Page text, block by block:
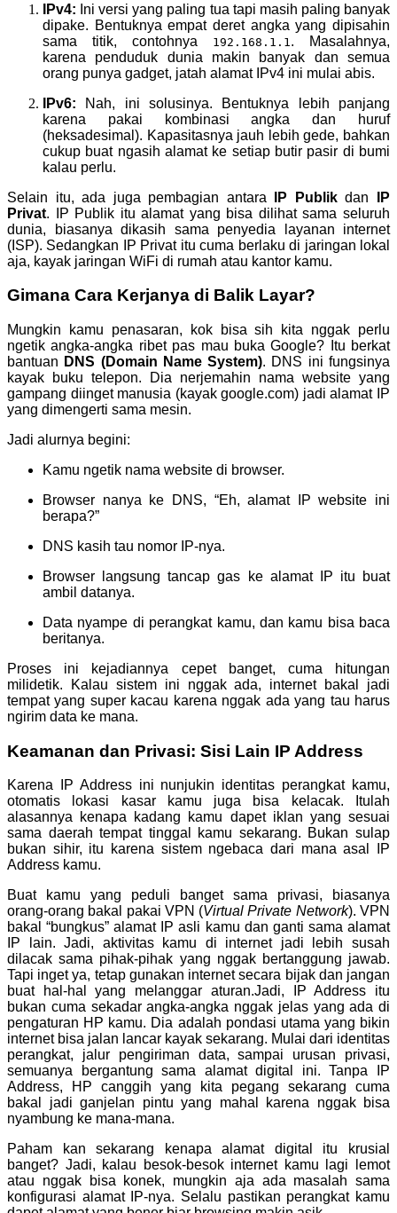
IPv4: Ini versi yang paling tua tapi masih paling banyak
dipake. Bentuknya empat deret angka yang dipisahin
sama titik, contohnya
192.168.1.1 . Masalahnya,
karena penduduk dunia makin banyak dan semua
orang punya gadget, jatah alamat IPv4 ini mulai abis.
IPv6: Nah, ini solusinya. Bentuknya lebih panjang
karena pakai kombinasi angka dan huruf
(heksadesimal). Kapasitasnya jauh lebih gede, bahkan
cukup buat ngasih alamat ke setiap butir pasir di bumi
kalau perlu.
Selain itu, ada juga pembagian antara
IP Publikdan
IP
Privat. IP Publik itu alamat yang bisa dilihat sama seluruh
dunia, biasanya dikasih sama penyedia layanan internet
(ISP). Sedangkan IP Privat itu cuma berlaku di jaringan lokal
aja, kayak jaringan WiFi di rumah atau kantor kamu.
Gimana Cara Kerjanya di Balik Layar?
Mungkin kamu penasaran, kok bisa sih kita nggak perlu
ngetik angka-angka ribet pas mau buka Google? Itu berkat
bantuan DNS (Domain Name System). DNS ini fungsinya
kayak buku telepon. Dia nerjemahin nama website yang
gampang diinget manusia (kayak google.com) jadi alamat IP
yang dimengerti sama mesin.
Jadi alurnya begini:
Kamu ngetik nama website di browser.
Browser nanya ke DNS, “Eh, alamat IP website ini
berapa?”
DNS kasih tau nomor IP-nya.
Browser langsung tancap gas ke alamat IP itu buat
ambil datanya.
Data nyampe di perangkat kamu, dan kamu bisa baca
beritanya.
Proses ini kejadiannya cepet banget, cuma hitungan
milidetik. Kalau sistem ini nggak ada, internet bakal jadi
tempat yang super kacau karena nggak ada yang tau harus
ngirim data ke mana.
Keamanan dan Privasi: Sisi Lain IP Address
Karena IP Address ini nunjukin identitas perangkat kamu,
otomatis lokasi kasar kamu juga bisa kelacak. Itulah
alasannya kenapa kadang kamu dapet iklan yang sesuai
sama daerah tempat tinggal kamu sekarang. Bukan sulap
bukan sihir, itu karena sistem ngebaca dari mana asal IP
Address kamu.
Buat kamu yang peduli banget sama privasi, biasanya
orang-orang bakal pakai VPN (Virtual Private Network). VPN
bakal “bungkus” alamat IP asli kamu dan ganti sama alamat
IP lain. Jadi, aktivitas kamu di internet jadi lebih susah
dilacak sama pihak-pihak yang nggak bertanggung jawab.
Tapi inget ya, tetap gunakan internet secara bijak dan jangan
buat hal-hal yang melanggar aturan.Jadi, IP Address itu
bukan cuma sekadar angka-angka nggak jelas yang ada di
pengaturan HP kamu. Dia adalah pondasi utama yang bikin
internet bisa jalan lancar kayak sekarang. Mulai dari identitas
perangkat, jalur pengiriman data, sampai urusan privasi,
semuanya bergantung sama alamat digital ini. Tanpa IP
Address, HP canggih yang kita pegang sekarang cuma
bakal jadi ganjelan pintu yang mahal karena nggak bisa
nyambung ke mana-mana.
Paham kan sekarang kenapa alamat digital itu krusial
banget? Jadi, kalau besok-besok internet kamu lagi lemot
atau nggak bisa konek, mungkin aja ada masalah sama
konfigurasi alamat IP-nya. Selalu pastikan perangkat kamu